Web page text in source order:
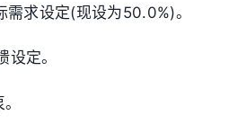
求设定(现设为50.0%)。
定。